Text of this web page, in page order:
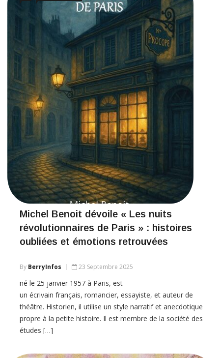
Michel Benoit dévoile « Les nuits
révolutionnaires de Paris » : histoires
oubliées et émotions retrouvées
By BerryInfos 23 Septembre 2025
né le 25 janvier 1957 à Paris, est
un écrivain français, romancier, essayiste, et auteur de
théâtre. Historien, il utilise un style narratif et anecdotique
propre à la petite histoire. Il est membre de la société des
études […]